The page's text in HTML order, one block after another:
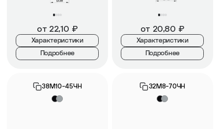
от 22,10 ₽
Характеристики
Подробнее
от 20,80 ₽
Характеристики
Подробнее
38М10-45ЧН 32М8-70ЧН